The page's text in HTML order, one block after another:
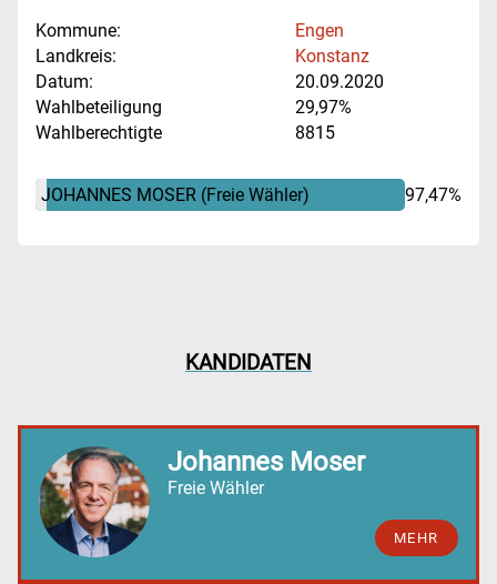
Kommune:
Engen
Landkreis:
Konstanz
Datum:
20.09.2020
Wahlbeteiligung
29,97%
Wahlberechtigte
8815
JOHANNES MOSER (Freie Wähler) 97,47%
KANDIDATEN
Johannes Moser
Freie Wähler
MEHR